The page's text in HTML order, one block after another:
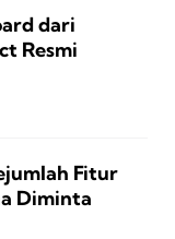
dari
Resmi
Fitur
Diminta